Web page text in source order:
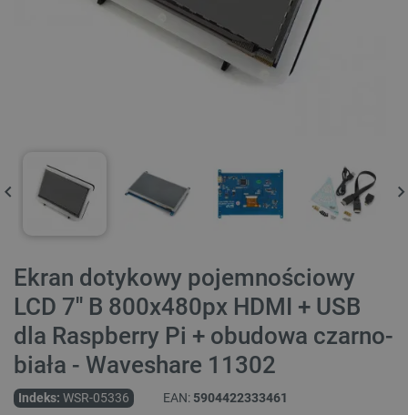
Ekran dotykowy pojemnościowy
LCD 7'' B 800x480px HDMI + USB
dla Raspberry Pi + obudowa czarno-
biała - Waveshare 11302
Indeks: WSR-05336 EAN: 5904422333461